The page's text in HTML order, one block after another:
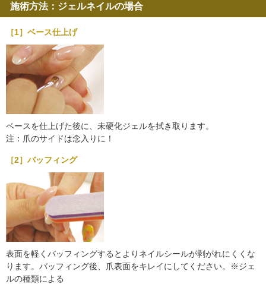
施術方法：ジェルネイルの場合
［1］ベース仕上げ
ベースを仕上げた後に、未硬化ジェルを拭き取ります。
注：爪のサイドは念入りに！
［2］バッフィング
表面を軽くバッフィングするとよりネイルシールが剥がれにくくな
ります。バッフィング後、爪表面をキレイにしてください。※ジェ
ルの種類による